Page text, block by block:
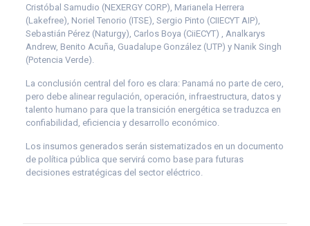
Cristóbal Samudio (NEXERGY CORP), Marianela Herrera
(Lakefree), Noriel Tenorio (ITSE), Sergio Pinto (CIIECYT AIP),
Sebastián Pérez (Naturgy), Carlos Boya (CiiECYT) , Analkarys
Andrew, Benito Acuña, Guadalupe González (UTP) y Nanik Singh
(Potencia Verde).
La conclusión central del foro es clara: Panamá no parte de cero,
pero debe alinear regulación, operación, infraestructura, datos y
talento humano para que la transición energética se traduzca en
confiabilidad, eficiencia y desarrollo económico.
Los insumos generados serán sistematizados en un documento
de política pública que servirá como base para futuras
decisiones estratégicas del sector eléctrico.